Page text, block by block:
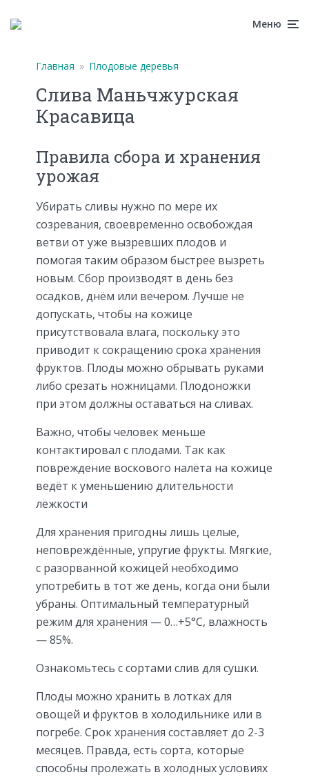
Меню
Главная » Плодовые деревья
Слива Маньчжурская
Красавица
Правила сбора и хранения
урожая
Убирать сливы нужно по мере их
созревания, своевременно освобождая
ветви от уже вызревших плодов и
помогая таким образом быстрее вызреть
новым. Сбор производят в день без
осадков, днём или вечером. Лучше не
допускать, чтобы на кожице
присутствовала влага, поскольку это
приводит к сокращению срока хранения
фруктов. Плоды можно обрывать руками
либо срезать ножницами. Плодоножки
при этом должны оставаться на сливах.
Важно, чтобы человек меньше
контактировал с плодами. Так как
повреждение воскового налёта на кожице
ведёт к уменьшению длительности
лёжкости
Для хранения пригодны лишь целые,
неповреждённые, упругие фрукты. Мягкие,
с разорванной кожицей необходимо
употребить в тот же день, когда они были
убраны. Оптимальный температурный
режим для хранения — 0…+5°С, влажность
— 85%.
Ознакомьтесь с сортами слив для сушки.
Плоды можно хранить в лотках для
овощей и фруктов в холодильнике или в
погребе. Срок хранения составляет до 2-3
месяцев. Правда, есть сорта, которые
способны пролежать в холодных условиях